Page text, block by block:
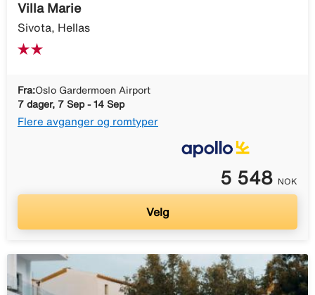
Villa Marie
Sivota, Hellas
Fra:Oslo Gardermoen Airport
7 dager, 7 Sep - 14 Sep
Flere avganger og romtyper
5 548 NOK
Velg